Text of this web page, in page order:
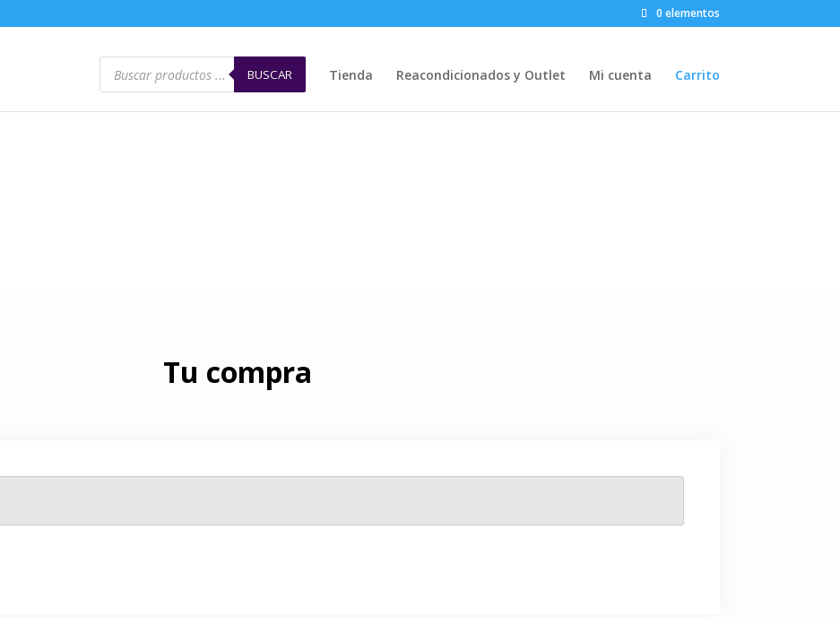
0 elementos
Búsqueda
productos
BUSCAR Tienda Reacondicionados y Outlet Mi cuenta Carrito
Tu compra